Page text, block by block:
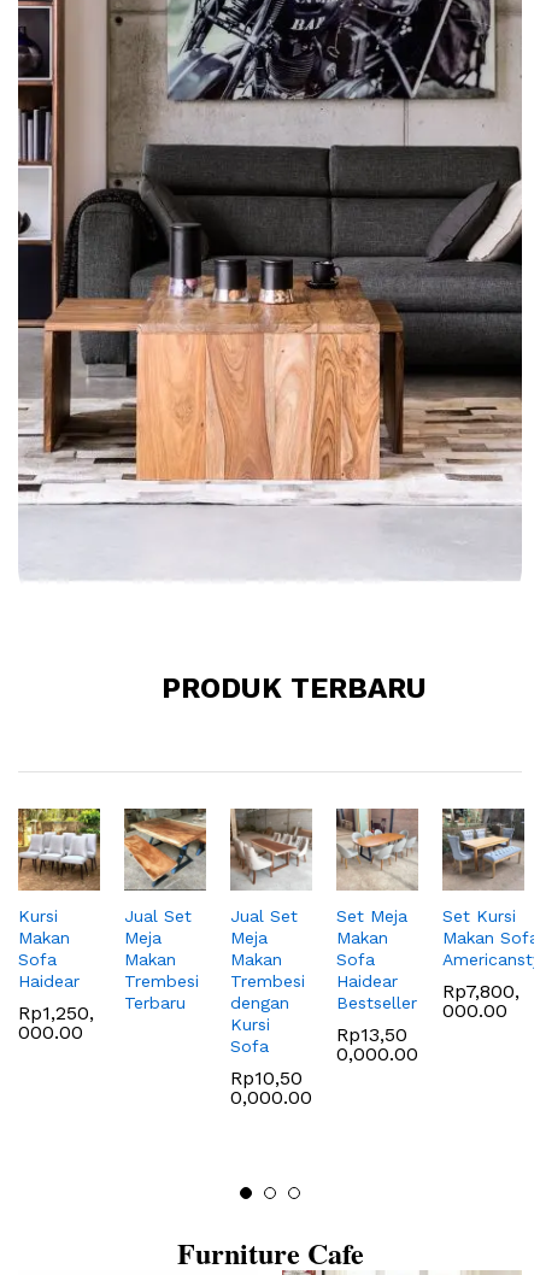
Lemari Hias Jati Kombinasi Rotan Shaijin
Lemari Hias Minimalis Jati Shugo
PRODUK TERBARU
Kursi
Makan
Sofa
Haidear
Rp1,250,
000.00
Jual Set
Meja
Makan
Trembesi
Terbaru
Jual Set
Meja
Makan
Trembesi
dengan
Kursi
Sofa
Rp10,50
0,000.00
Set Meja
Makan
Sofa
Haidear
Bestseller
Rp13,50
0,000.00
Set Kursi
Makan Sofa
Rp7,800,
000.00
Furniture Cafe